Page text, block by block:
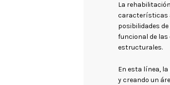
La
características
posibilidades
funcional de
estructurales.
En esta línea,
y creando un